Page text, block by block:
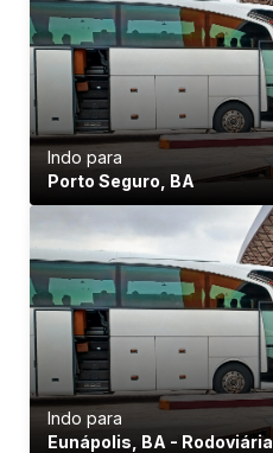
Indo para
Porto Seguro, BA
Indo para
Eunápolis, BA - Rodoviária